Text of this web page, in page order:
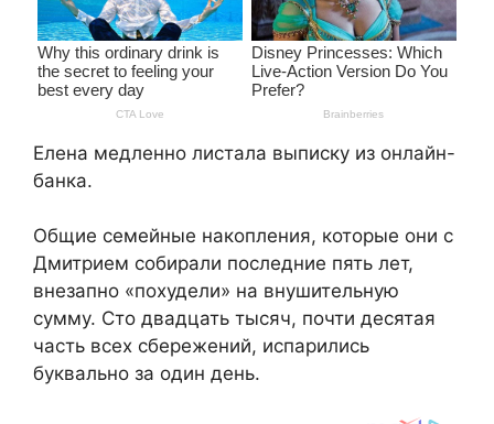
Елена медленно листала выписку из онлайн-
банка.
Общие семейные накопления, которые они с
Дмитрием собирали последние пять лет,
внезапно «похудели» на внушительную
сумму. Сто двадцать тысяч, почти десятая
часть всех сбережений, испарились
буквально за один день.